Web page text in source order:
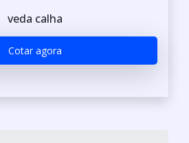
veda calha
Cotar agora